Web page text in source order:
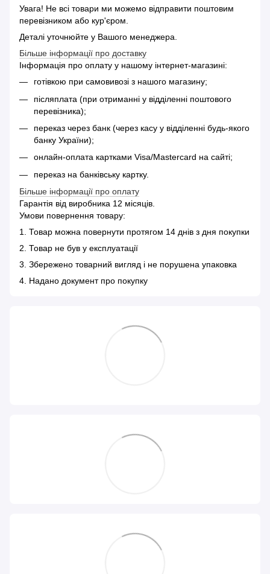
Увага! Не всі товари ми можемо відправити поштовим
перевізником або кур'єром.
Деталі уточнюйте у Вашого менеджера.
Більше інформації про доставку
Інформація про оплату у нашому інтернет-магазині:
готівкою при самовивозі з нашого магазину;
післяплата (при отриманні у відділенні поштового
перевізника);
переказ через банк (через касу у відділенні будь-якого
банку України);
онлайн-оплата картками Visa/Mastercard на сайті;
переказ на банківську картку.
Більше інформації про оплату
Гарантія від виробника 12 місяців.
Умови повернення товару:
1. Товар можна повернути протягом 14 днів з дня покупки
2. Товар не був у експлуатації
3. Збережено товарний вигляд і не порушена упаковка
4. Надано документ про покупку